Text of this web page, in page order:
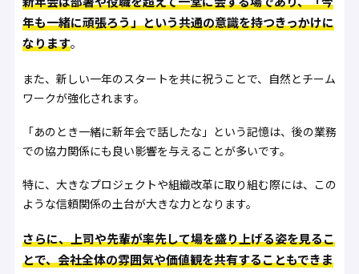
年も一緒に頑張ろう」という共通の意識を持つきっかけに
なります。
また、新しい一年のスタートを共に祝うことで、自然とチーム
ワークが強化されます。
「あのとき一緒に新年会で話したな」という記憶は、後の業務
での協力関係にも良い影響を与えることが多いです。
特に、大きなプロジェクトや組織改革に取り組む際には、この
ような信頼関係の土台が大きな力となります。
さらに、上司や先輩が率先して場を盛り上げる姿を見るこ
とで、会社全体の雰囲気や価値観を共有することもできま